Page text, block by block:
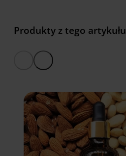
Produkty z tego artykułu